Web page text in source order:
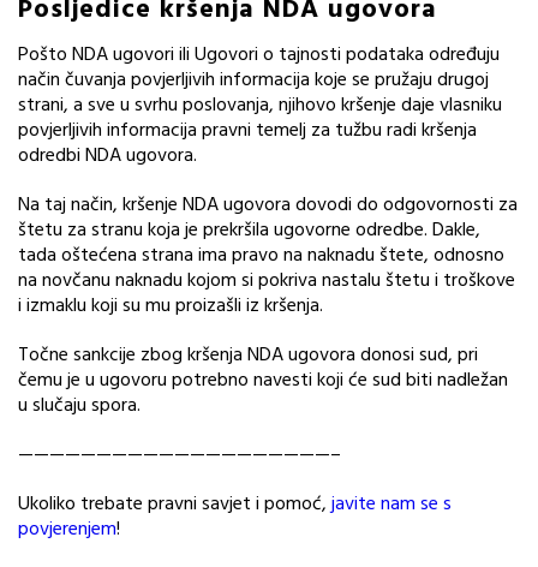
Posljedice kršenja NDA ugovora
Pošto NDA ugovori ili Ugovori o tajnosti podataka određuju
način čuvanja povjerljivih informacija koje se pružaju drugoj
strani, a sve u svrhu poslovanja, njihovo kršenje daje vlasniku
povjerljivih informacija pravni temelj za tužbu radi kršenja
odredbi NDA ugovora.
Na taj način, kršenje NDA ugovora dovodi do odgovornosti za
štetu za stranu koja je prekršila ugovorne odredbe. Dakle,
tada oštećena strana ima pravo na naknadu štete, odnosno
na novčanu naknadu kojom si pokriva nastalu štetu i troškove
i izmaklu koji su mu proizašli iz kršenja.
Točne sankcije zbog kršenja NDA ugovora donosi sud, pri
čemu je u ugovoru potrebno navesti koji će sud biti nadležan
u slučaju spora.
————————————————————–
Ukoliko trebate pravni savjet i pomoć,javite nam se s
povjerenjem!